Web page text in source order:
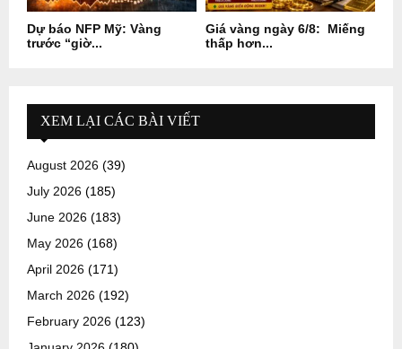
Dự báo NFP Mỹ: Vàng
trước “giờ...
Giá vàng ngày 6/8: Miếng
thấp hơn...
XEM LẠI CÁC BÀI VIẾT
August 2026 (39)
July 2026 (185)
June 2026 (183)
May 2026 (168)
April 2026 (171)
March 2026 (192)
February 2026 (123)